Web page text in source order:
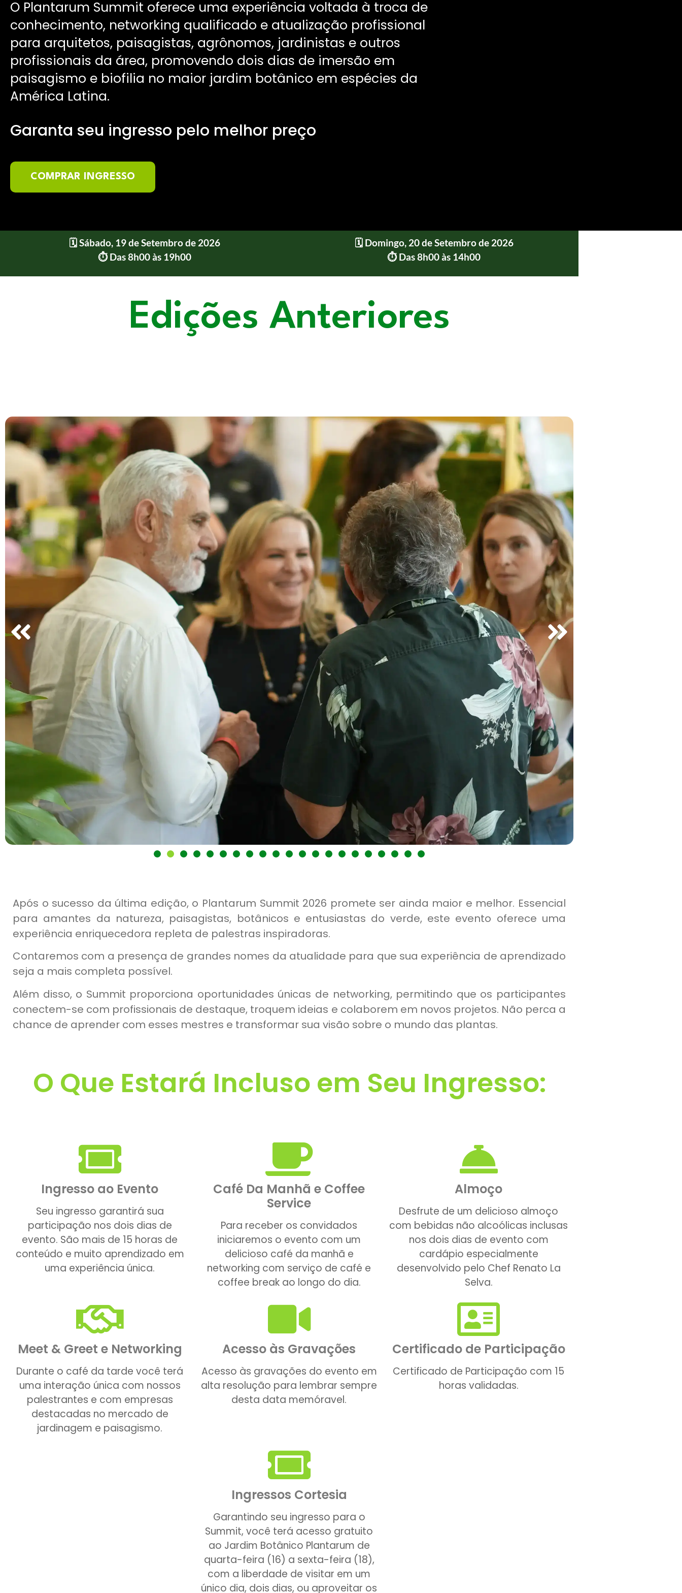
O Plantarum Summit oferece uma experiência voltada à troca de
conhecimento, networking qualificado e atualização profissional
para arquitetos, paisagistas, agrônomos, jardinistas e outros
profissionais da área, promovendo dois dias de imersão em
paisagismo e biofilia no maior jardim botânico em espécies da
América Latina.
Garanta seu ingresso pelo melhor preço
COMPRAR INGRESSO
🗓️ Sábado, 19 de Setembro de 2026
⏱️ Das 8h00 às 19h00
🗓️ Domingo, 20 de Setembro de 2026
⏱️ Das 8h00 às 14h00
Edições Anteriores
Após o sucesso da última edição, o Plantarum Summit 2026 promete ser ainda maior e melhor. Essencial
para amantes da natureza, paisagistas, botânicos e entusiastas do verde, este evento oferece uma
experiência enriquecedora repleta de palestras inspiradoras.
Contaremos com a presença de grandes nomes da atualidade para que sua experiência de aprendizado
seja a mais completa possível.
Além disso, o Summit proporciona oportunidades únicas de networking, permitindo que os participantes
conectem-se com profissionais de destaque, troquem ideias e colaborem em novos projetos. Não perca a
chance de aprender com esses mestres e transformar sua visão sobre o mundo das plantas.
O Que Estará Incluso em Seu Ingresso:
Ingresso ao Evento
Seu ingresso garantirá sua
participação nos dois dias de
evento. São mais de 15 horas de
conteúdo e muito aprendizado em
uma experiência única.
Café Da Manhã e Coffee
Service
Para receber os convidados
iniciaremos o evento com um
delicioso café da manhã e
networking com serviço de café e
coffee break ao longo do dia.
Almoço
Desfrute de um delicioso almoço
com bebidas não alcoólicas inclusas
nos dois dias de evento com
cardápio especialmente
desenvolvido pelo Chef Renato La
Selva.
Meet & Greet e Networking
Durante o café da tarde você terá
uma interação única com nossos
palestrantes e com empresas
destacadas no mercado de
jardinagem e paisagismo.
Acesso às Gravações
Acesso às gravações do evento em
alta resolução para lembrar sempre
desta data memóravel.
Certificado de Participação
Certificado de Participação com 15
horas validadas.
Ingressos Cortesia
Garantindo seu ingresso para o
Summit, você terá acesso gratuito
ao Jardim Botânico Plantarum de
quarta-feira (16) a sexta-feira (18),
com a liberdade de visitar em um
único dia, dois dias, ou aproveitar os